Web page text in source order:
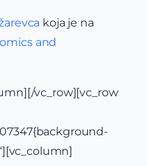
koja je na
and
vc_row][vc_row